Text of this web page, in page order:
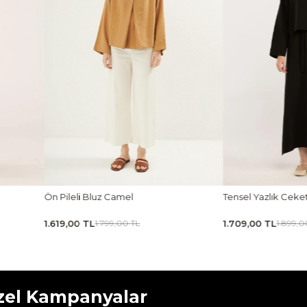
Tensel Yazlık Ceket Siyah
1.709,00 TL1.899,00 TL
Taşlanmış İnce
1.619,00 TL1.799,00
Kampanyalar